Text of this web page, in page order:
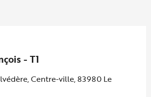
- T1
Centre-ville, 83980 Le